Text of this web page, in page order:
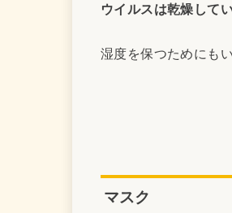
ウイルスは乾燥して
湿度を保つためにも
マスク